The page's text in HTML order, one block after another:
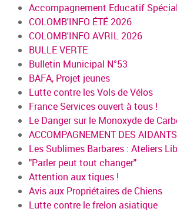
Accompagnement Educatif
COLOMB'INFO ÉTÉ 2026
COLOMB'INFO AVRIL 2026
BULLE VERTE
Bulletin Municipal N°53
BAFA, Projet jeunes
Lutte contre les Vols de Vélos
France Services ouvert à tous !
Le Danger sur le Monoxyde de
ACCOMPAGNEMENT DES AIDANTS
Les Sublimes Barbares : Ateliers
"Parler peut tout changer"
Attention aux tiques !
Avis aux Propriétaires de Chiens
Lutte contre le frelon asiatique